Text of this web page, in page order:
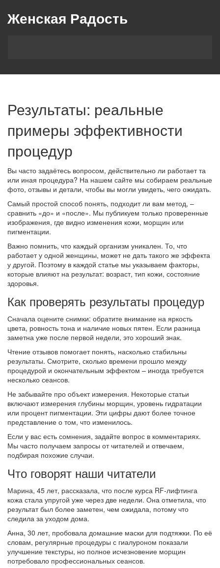
Женская Радость
Результаты: реальные
примеры эффективности
процедур
Вы часто задаётесь вопросом, действительно ли работает та
или иная процедура? На нашем сайте мы собираем реальные
фото, отзывы и детали, чтобы вы могли увидеть, чего ожидать.
Самый простой способ понять, подходит ли вам метод, –
сравнить «до» и «после». Мы публикуем только проверенные
изображения, где видно изменения кожи, морщин или
пигментации.
Важно помнить, что каждый организм уникален. То, что
работает у одной женщины, может не дать такого же эффекта
у другой. Поэтому в каждой статье мы указываем факторы,
которые влияют на результат: возраст, тип кожи, состояние
здоровья.
Как проверять результаты процедур
Сначала оцените снимки: обратите внимание на яркость
цвета, ровность тона и наличие новых пятен. Если разница
заметна уже после первой недели, это хороший знак.
Чтение отзывов помогает понять, насколько стабильны
результаты. Смотрите, сколько времени прошло между
процедурой и окончательным эффектом – иногда требуется
несколько сеансов.
Не забывайте про объект измерения. Некоторые статьи
включают измерения глубины морщин, уровень гидратации
или процент пигментации. Эти цифры дают более точное
представление о том, что изменилось.
Если у вас есть сомнения, задайте вопрос в комментариях.
Мы часто получаем запросы от читателей и отвечаем,
подбирая похожие случаи.
Что говорят наши читатели
Марина, 45 лет, рассказала, что после курса RF‑лифтинга
кожа стала упругой уже через две недели. Она отметила, что
результат был более заметен, чем ожидала, потому что
следила за уходом дома.
Анна, 30 лет, пробовала домашние маски для подтяжки. По её
словам, регулярные процедуры с гиалуроном показали
улучшение текстуры, но полное исчезновение морщин
потребовало профессиональных сеансов.